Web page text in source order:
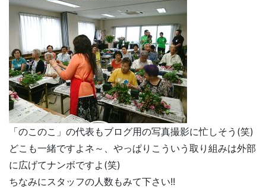
「のこのこ」の代表もブログ用の写真撮影に忙しそう(笑)
どこも一緒ですよネ～、やっぱりこういう取り組みは外部
に広げてナンボですよ(笑)
ちなみにスタッフの人数もみて下さい!!